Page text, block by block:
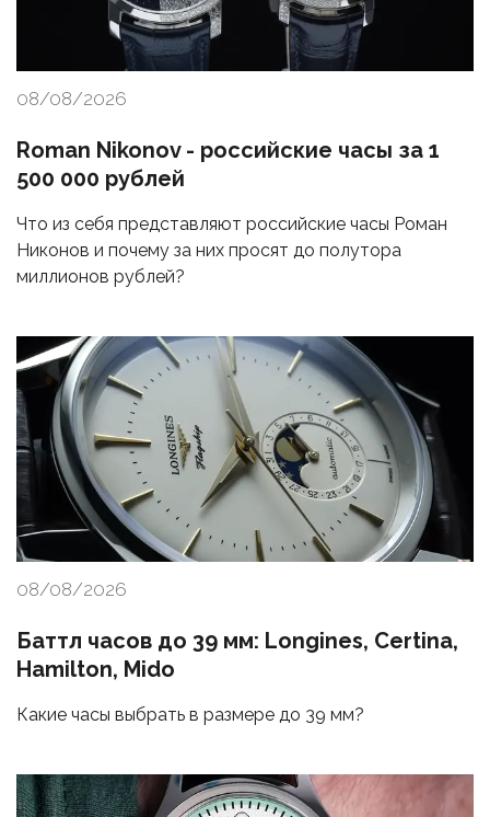
08/08/2026
Roman Nikonov - российские часы за 1
500 000 рублей
Что из себя представляют российские часы Роман
Никонов и почему за них просят до полутора
миллионов рублей?
08/08/2026
Баттл часов до 39 мм: Longines, Certina,
Hamilton, Mido
Какие часы выбрать в размере до 39 мм?